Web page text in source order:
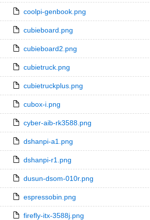
coolpi-genbook.png
cubieboard.png
cubieboard2.png
cubietruck.png
cubietruckplus.png
cubox-i.png
cyber-aib-rk3588.png
dshanpi-a1.png
dshanpi-r1.png
dusun-dsom-010r.png
espressobin.png
firefly-itx-3588j.png